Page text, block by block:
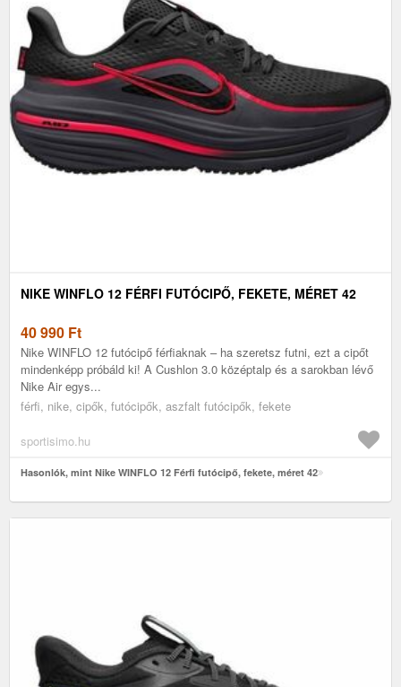
NIKE WINFLO 12 FÉRFI FUTÓCIPŐ, FEKETE, MÉRET 42
40 990 Ft
Nike WINFLO 12 futócipő férfiaknak – ha szeretsz futni, ezt a cipőt
mindenképp próbáld ki! A Cushlon 3.0 középtalp és a sarokban lévő
Nike Air egys...
férfi, nike, cipők, futócipők, aszfalt futócipők, fekete
sportisimo.hu
Hasonlók, mint Nike WINFLO 12 Férfi futócipő, fekete, méret 42